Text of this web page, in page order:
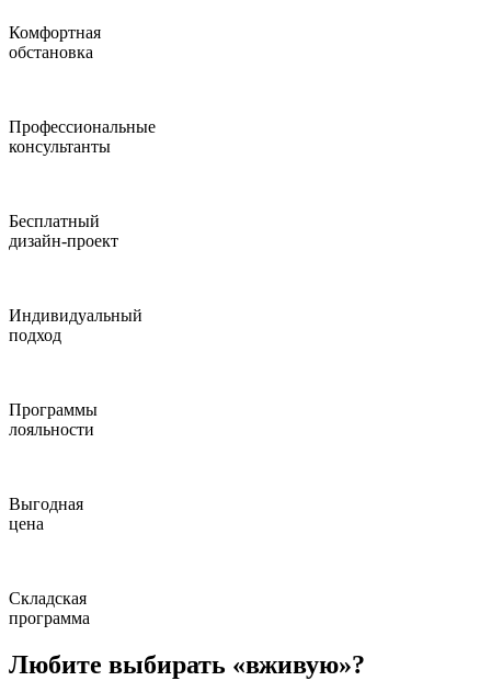
Комфортная
обстановка
Профессиональные
консультанты
Бесплатный
дизайн-проект
Индивидуальный
подход
Программы
лояльности
Выгодная
цена
Складская
программа
Любите выбирать «вживую»?